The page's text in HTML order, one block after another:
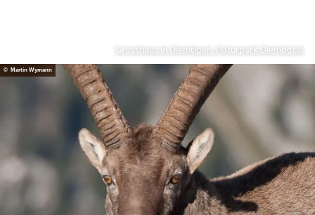
Grosshaus in Diemtigen, Naturpark Diemtigtal
© Martin Wymann